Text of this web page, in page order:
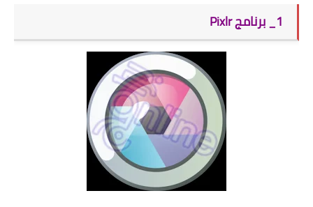
1_ برنامج Pixlr